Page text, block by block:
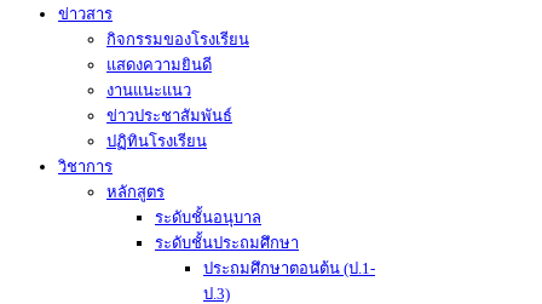
ข่าวสาร
กิจกรรมของโรงเรียน
แสดงความยินดี
งานแนะแนว
ข่าวประชาสัมพันธ์
ปฏิทินโรงเรียน
วิชาการ
หลักสูตร
ระดับชั้นอนุบาล
ระดับชั้นประถมศึกษา
ประถมศึกษาตอนต้น (ป.1-
ป.3)